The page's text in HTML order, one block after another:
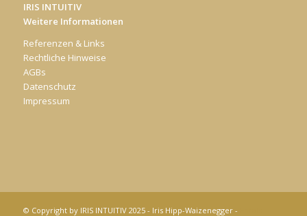
IRIS INTUITIV
Weitere Informationen
Referenzen & Links
Rechtliche Hinweise
AGBs
Datenschutz
Impressum
© Copyright by IRIS INTUITIV 2025 - Iris Hipp-Waizenegger -